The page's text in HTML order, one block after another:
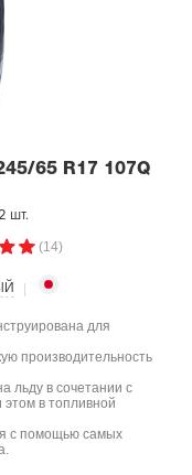
65 R17 107Q
шт.
(14)
для
производительность
льду в сочетании с
в топливной
с помощью самых